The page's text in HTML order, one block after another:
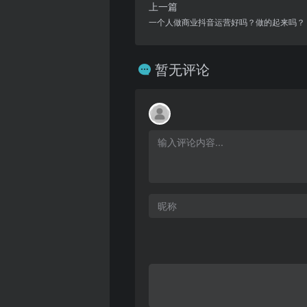
上一篇
一个人做商业抖音运营好吗？做的起来吗？
暂无评论